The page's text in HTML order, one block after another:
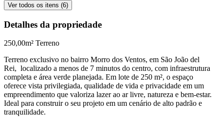
Ver todos os itens (6)
Detalhes da propriedade
250,00m² Terreno
Terreno exclusivo no bairro Morro dos Ventos, em São João del
Rei, localizado a menos de 7 minutos do centro, com infraestrutura
completa e área verde planejada. Em lote de 250 m², o espaço
oferece vista privilegiada, qualidade de vida e privacidade em um
empreendimento que valoriza lazer ao ar livre, natureza e bem-estar.
Ideal para construir o seu projeto em um cenário de alto padrão e
tranquilidade.